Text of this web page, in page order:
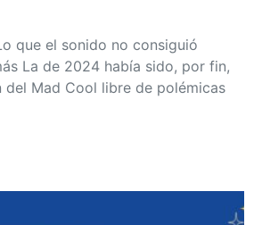
que el sonido no consiguió
La de 2024 había sido, por fin,
del Mad Cool libre de polémicas